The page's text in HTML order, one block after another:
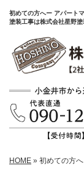
初めての方へー アパート
塗装工事は株式会社星野塗
HOME » 初めての方へ